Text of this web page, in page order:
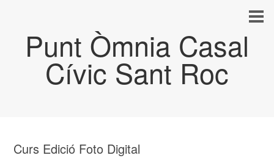
Punt Òmnia Casal
Cívic Sant Roc
Curs Edició Foto Digital